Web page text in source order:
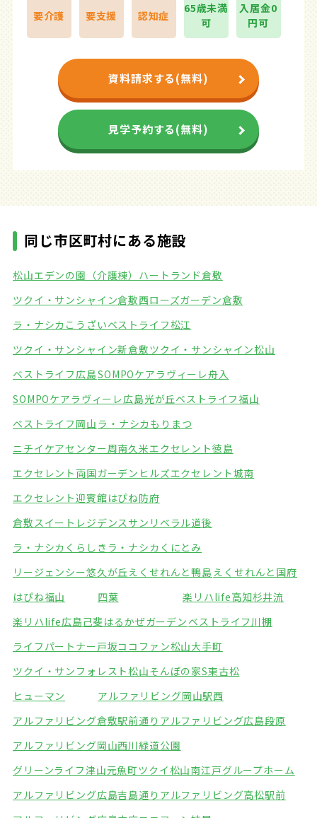
要介護 要支援 認知症
65歳未満
可
入居金0
円可
資料請求する(無料)
見学予約する(無料)
同じ市区町村にある施設
松山エデンの園（介護棟） ハートランド倉敷
ツクイ・サンシャイン倉敷西ローズガーデン倉敷
ラ・ナシカこうざいベストライフ松江
ツクイ・サンシャイン新倉敷ツクイ・サンシャイン松山
ベストライフ広島SOMPOケアラヴィーレ舟入
SOMPOケアラヴィーレ広島光が丘ベストライフ福山
ベストライフ岡山 ラ・ナシカもりまつ
ニチイケアセンター周南久米エクセレント徳島
エクセレント両国ガーデンヒルズエクセレント城南
エクセレント迎賓館はぴね防府
倉敷スイートレジデンス サンリベラル道後
ラ・ナシカくらしき ラ・ナシカくにとみ
リージェンシー悠久が丘 えくせれんと鴨島 えくせれんと国府
はぴね福山
四葉
楽リハlife高知杉井流
楽リハlife広島己斐はるかぜガーデン ベストライフ川棚
ライフパートナー戸坂ココファン松山大手町
ツクイ・サンフォレスト松山そんぽの家S東古松
ヒューマン
アルファリビング岡山駅西
アルファリビング倉敷駅前通り アルファリビング広島段原
アルファリビング岡山西川緑道公園
グリーンライフ津山元魚町ツクイ松山南江戸グループホーム
アルファリビング広島吉島通り アルファリビング高松駅前